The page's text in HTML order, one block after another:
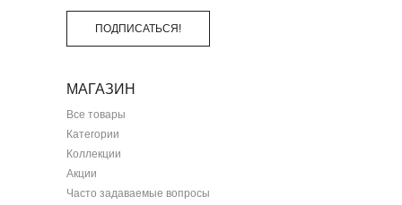
ПОДПИСАТЬСЯ!
МАГАЗИН
Все товары
Категории
Коллекции
Акции
Часто задаваемые вопросы